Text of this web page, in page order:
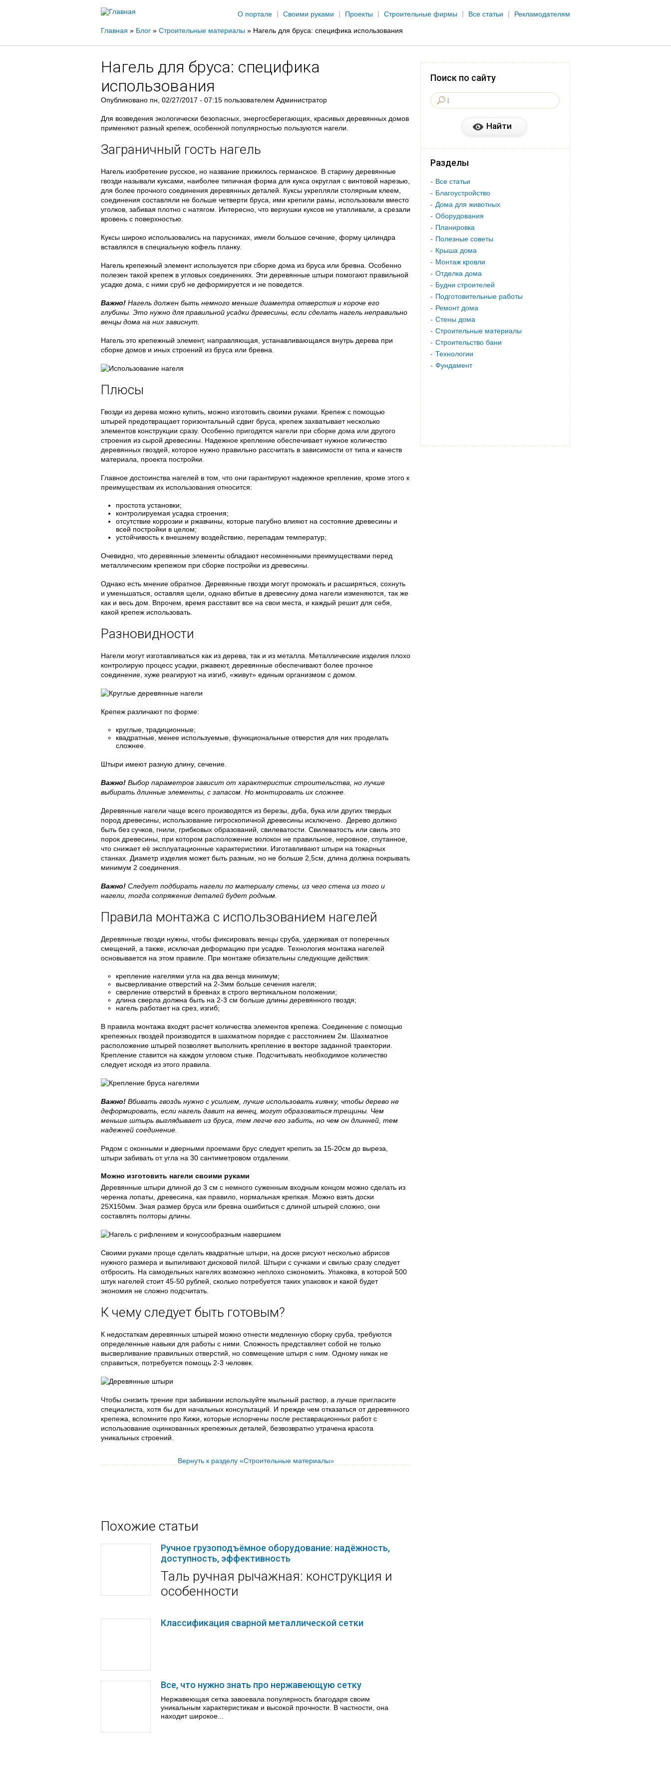
О портале
Своими руками Проекты Строительные фирмы Все статьи Рекламодателям
Вы
здесь
Главная » Блог » Строительные материалы » Нагель для бруса: специфика использования
Нагель для бруса: специфика
использования
Опубликовано пн, 02/27/2017 - 07:15 пользователем Администратор
Для возведения экологически безопасных, энергосберегающих, красивых деревянных домов
применяют разный крепеж, особенной популярностью пользуются нагели.
Заграничный гость нагель
Нагель изобретение русское, но название прижилось германское. В старину деревянные
гвозди называли куксами, наиболее типичная форма для кукса округлая с винтовой нарезью,
для более прочного соединения деревянных деталей. Куксы укрепляли столярным клеем,
соединения составляли не больше четверти бруса, ими крепили рамы, использовали вместо
уголков, забивая плотно с натягом. Интересно, что верхушки куксов не утапливали, а срезали
вровень с поверхностью.
Куксы широко использовались на парусниках, имели большое сечение, форму цилиндра
вставлялся в специальную кофель планку.
Нагель крепежный элемент используется при сборке дома из бруса или бревна. Особенно
полезен такой крепеж в угловых соединениях. Эти деревянные штыри помогают правильной
усадке дома, с ними сруб не деформируется и не поведется.
Важно! Нагель должен быть немного меньше диаметра отверстия и короче его
глубины. Это нужно для правильной усадки древесины, если сделать нагель неправильно
венцы дома на них зависнут.
Нагель это крепежный элемент, направляющая, устанавливающаяся внутрь дерева при
сборке домов и иных строений из бруса или бревна.
Плюсы
Гвозди из дерева можно купить, можно изготовить своими руками. Крепеж с помощью
штырей предотвращает горизонтальный сдвиг бруса, крепеж захватывает несколько
элементов конструкции сразу. Особенно пригодятся нагели при сборке дома или другого
строения из сырой древесины. Надежное крепление обеспечивает нужное количество
деревянных гвоздей, которое нужно правильно рассчитать в зависимости от типа и качеств
материала, проекта постройки.
Главное достоинства нагелей в том, что они гарантируют надежное крепление, кроме этого к
преимуществам их использования относится:
простота установки;
контролируемая усадка строения;
отсутствие коррозии и ржавчины, которые пагубно влияют на состояние древесины и
всей постройки в целом;
устойчивость к внешнему воздействию, перепадам температур;
Очевидно, что деревянные элементы обладают несомненными преимуществами перед
металлическим крепежом при сборке постройки из древесины.
Однако есть мнение обратное. Деревянные гвозди могут промокать и расширяться, сохнуть
и уменьшаться, оставляя щели, однако вбитые в древесину дома нагели изменяются, так же
как и весь дом. Впрочем, время расставит все на свои места, и каждый решит для себя,
какой крепеж использовать.
Разновидности
Нагели могут изготавливаться как из дерева, так и из металла. Металлические изделия плохо
контролирую процесс усадки, ржавеют, деревянные обеспечивают более прочное
соединение, хуже реагируют на изгиб, «живут» единым организмом с домом.
Крепеж различают по форме:
круглые, традиционные;
квадратные, менее используемые, функциональные отверстия для них проделать
сложнее.
Штыри имеют разную длину, сечение.
Важно! Выбор параметров зависит от характеристик строительства, но лучше
выбирать длинные элементы, с запасом. Но монтировать их сложнее.
Деревянные нагели чаще всего производятся из березы, дуба, бука или других твердых
пород древесины, использование гигроскопичной древесины исключено. Дерево должно
быть без сучков, гнили, грибковых образований, свилеватости. Свилеватость или свиль это
порок древесины, при котором расположение волокон не правильное, неровное, спутанное,
что снижает её эксплуатационные характеристики. Изготавливают штыри на токарных
станках. Диаметр изделия может быть разным, но не больше 2,5см, длина должна покрывать
минимум 2 соединения.
Важно! Следует подбирать нагели по материалу стены, из чего стена из того и
нагели, тогда сопряжение деталей будет родным.
Правила монтажа с использованием нагелей
Деревянные гвозди нужны, чтобы фиксировать венцы сруба, удерживая от поперечных
смещений, а также, исключая деформацию при усадке. Технология монтажа нагелей
основывается на этом правиле. При монтаже обязательны следующие действия:
крепление нагелями угла на два венца минимум;
высверливание отверстий на 2-3мм больше сечения нагеля;
сверление отверстий в бревнах в строго вертикальном положении;
длина сверла должна быть на 2-3 см больше длины деревянного гвоздя;
нагель работает на срез, изгиб;
В правила монтажа входят расчет количества элементов крепежа. Соединение с помощью
крепежных гвоздей производится в шахматном порядке с расстоянием 2м. Шахматное
расположение штырей позволяет выполнить крепление в векторе заданной траектории.
Крепление ставится на каждом угловом стыке. Подсчитывать необходимое количество
следует исходя из этого правила.
Важно! Вбивать гвоздь нужно с усилием, лучше использовать киянку, чтобы дерево не
деформировать, если нагель давит на венец, могут образоваться трещины. Чем
меньше штырь выглядывает из бруса, тем легче его забить, но чем он длинней, тем
надежней соединение.
Рядом с оконными и дверными проемами брус следует крепить за 15-20см до выреза,
штыри забивать от угла на 30 сантиметровом отдалении.
Можно изготовить нагели своими руками
Деревянные штыри длиной до 3 см с немного суженным входным концом можно сделать из
черенка лопаты, древесина, как правило, нормальная крепкая. Можно взять доски
25Х150мм. Зная размер бруса или бревна ошибиться с длиной штырей сложно, они
составлять полторы длины.
Своими руками проще сделать квадратные штыри, на доске рисуют несколько абрисов
нужного размера и выпиливают дисковой пилой. Штыри с сучками и свилью сразу следует
отбросить. На самодельных нагелях возможно неплохо сэкономить. Упаковка, в которой 500
штук нагелей стоит 45-50 рублей, сколько потребуется таких упаковок и какой будет
экономия не сложно подсчитать.
К чему следует быть готовым?
К недостаткам деревянных штырей можно отнести медленную сборку сруба, требуются
определенные навыки для работы с ними. Сложность представляет собой не только
высверливание правильных отверстий, но совмещение штыря с ним. Одному никак не
справиться, потребуется помощь 2-3 человек.
Чтобы снизить трение при забивании используйте мыльный раствор, а лучше пригласите
специалиста, хотя бы для начальных консультаций. И прежде чем отказаться от деревянного
крепежа, вспомните про Кижи, которые испорчены после реставрационных работ с
использование оцинкованных крепежных деталей, безвозвратно утрачена красота
уникальных строений.
Вернуть к разделу «Строительные материалы»
Похожие статьи
Ручное грузоподъёмное оборудование: надёжность,
доступность, эффективность
Таль ручная рычажная: конструкция и
особенности
Классификация сварной металлической сетки
Все, что нужно знать про нержавеющую сетку
Нержавеющая сетка завоевала популярность благодаря своим
уникальным характеристикам и высокой прочности. В частности, она
находит широкое...
Поиск по сайту
Разделы
Все статьи
Благоустройство
Дома для животных
Оборудования
Планировка
Полезные советы
Крыша дома
Монтаж кровли
Отделка дома
Будни строителей
Подготовительные работы
Ремонт дома
Стены дома
Строительные материалы
Строительство бани
Технологии
Фундамент